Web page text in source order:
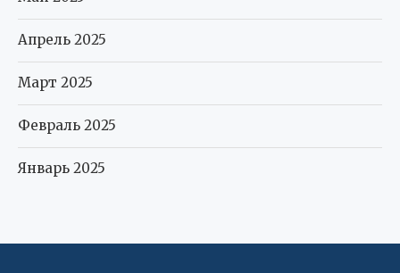
Апрель 2025
Март 2025
Февраль 2025
Январь 2025